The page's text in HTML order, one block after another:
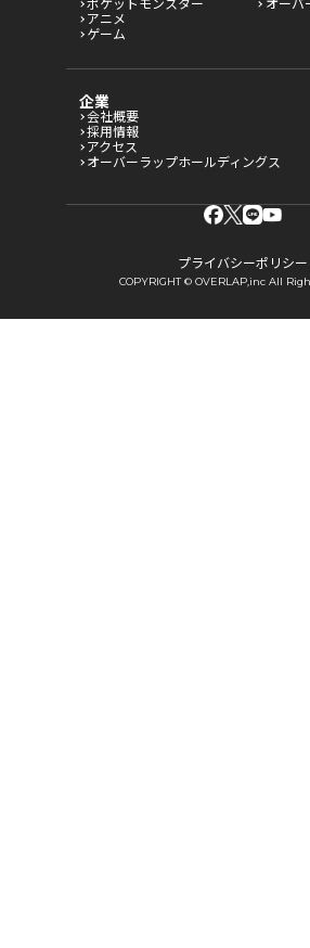
ポケットモンスター
アニメ
ゲーム
オーバ
企業
会社概要
採用情報
アクセス
オーバーラップホールディングス
プライバシーポリシー
COPYRIGHT © OVERLAP,inc All